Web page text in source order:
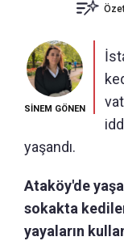
SİNEM GÖNEN
yaşandı.
Ataköy'de
sokakta
yayaların